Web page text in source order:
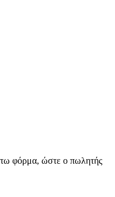
φόρμα, ώστε ο πωλητής